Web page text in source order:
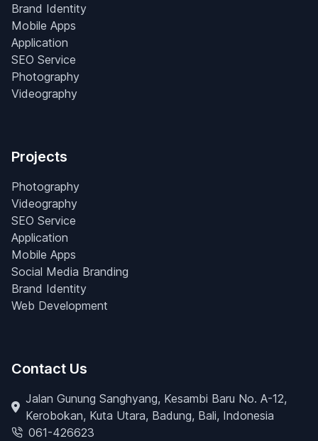
Brand Identity
Mobile Apps
Application
SEO Service
Photography
Videography
Projects
Photography
Videography
SEO Service
Application
Mobile Apps
Social Media Branding
Brand Identity
Web Development
Contact Us
Jalan Gunung Sanghyang, Kesambi Baru No. A-12,
Kerobokan, Kuta Utara, Badung, Bali, Indonesia
061-426623